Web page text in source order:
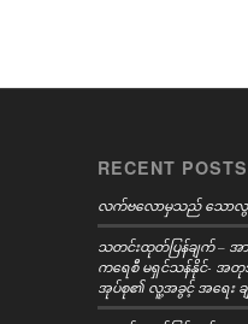
RECENT POSTS
လက်ဗလောမှသည် သောလွ
သတင်းထုတ်ပြန်ချက် – အာ
ကရေစီ မရှင်သန်နိုင်- အတု
အုပ်စု၏ လူ့အခွင့် အရေး ချို